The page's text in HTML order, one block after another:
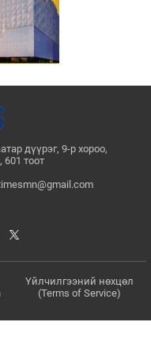
дүүрэг, 9-р хороо,
тоот
Үйлчилгээний нөхцөл
(Terms of Service)